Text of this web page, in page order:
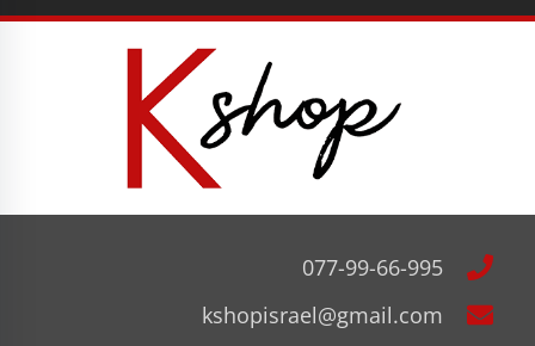
077-99-66-995
kshopisrael@gmail.com